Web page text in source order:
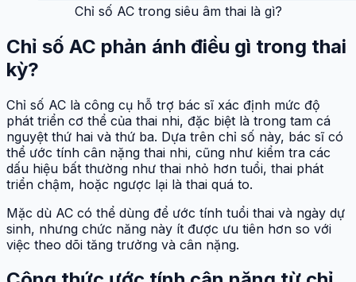
Chỉ số AC trong siêu âm thai là gì?
Chỉ số AC phản ánh điều gì trong thai
kỳ?
Chỉ số AC là công cụ hỗ trợ bác sĩ xác định mức độ
phát triển cơ thể của thai nhi, đặc biệt là trong tam cá
nguyệt thứ hai và thứ ba. Dựa trên chỉ số này, bác sĩ có
thể ước tính cân nặng thai nhi, cũng như kiểm tra các
dấu hiệu bất thường như thai nhỏ hơn tuổi, thai phát
triển chậm, hoặc ngược lại là thai quá to.
Mặc dù AC có thể dùng để ước tính tuổi thai và ngày dự
sinh, nhưng chức năng này ít được ưu tiên hơn so với
việc theo dõi tăng trưởng và cân nặng.